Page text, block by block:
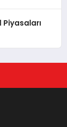
Piyasaları